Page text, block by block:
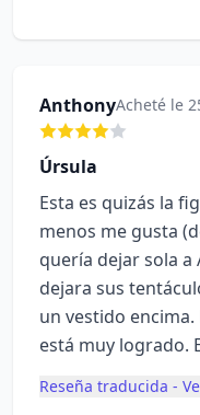
AnthonyAcheté le
Úrsula
Esta es quizás la
menos me gusta
quería dejar sola
dejara sus
un vestido
está muy logrado.
Reseña traducida -